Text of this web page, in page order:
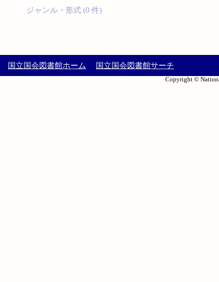
ジャンル・形式 (0 件)
国立国会図書館ホーム 国立国会図書館サーチ
Copyright ©